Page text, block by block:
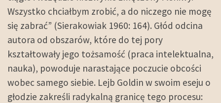
Wszystko chciałbym zrobić, a do niczego nie mogę
się zabrać” (Sierakowiak 1960: 164). Głód odcina
autora od obszarów, które do tej pory
kształtowały jego tożsamość (praca intelektualna,
nauka), powoduje narastające poczucie obcości
wobec samego siebie. Lejb Goldin w swoim eseju o
głodzie zakreśli radykalną granicę tego procesu: